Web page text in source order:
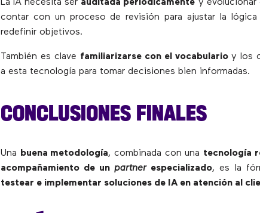
La IA necesita ser auditada periódicamente y evolucionar
contar con un proceso de revisión para ajustar la
redefinir objetivos.
También es clave familiarizarse con el vocabularioy los
a esta tecnología para tomar decisiones bien informadas.
CONCLUSIONES FINALES
Una buena metodología, combinada con una tecnología
acompañamiento de unpartnerespecializado, es la
testear e implementar soluciones de IA en atención al